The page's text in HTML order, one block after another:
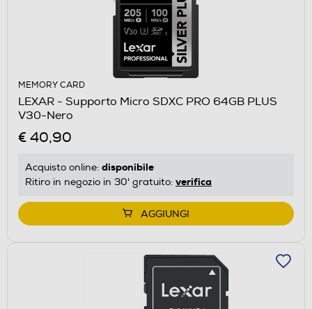
MEMORY CARD
LEXAR - Supporto Micro SDXC PRO 64GB PLUS
V30-Nero
€ 40,90
Acquisto online: disponibile
Ritiro in negozio in 30' gratuito: verifica
AGGIUNGI